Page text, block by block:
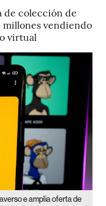
de colección de
millones vendiendo
virtual
e amplia oferta de